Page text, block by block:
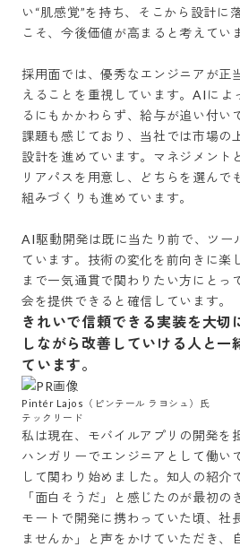
い“肌感覚”を持ち、そこから設計に
こそ、今後価値が高まると考えてい
採用面では、優秀なエンジニアが正
えることを重視しています。AIによ
るにもかかわらず、給与が追い付い
課題も感じており、当社では市場の
設計を進めています。マネジメント
リアパスを用意し、どちらを選んで
組みづくりも進めています。
AI駆動開発は既に当たり前で、ツー
ています。技術の変化を前向きに楽
まで一気通貫で関わりたい方にとっ
きれいで信頼できる実装を大切
しながら改善していける人と一
ています。
Pintér Lajos（ピンテール ラヨシュ）氏
私は現在、モバイルアプリの開発を
ハンガリーでエンジニアとして働い
して関わり始めました。知人の紹介
「面白そうだ」と感じたのが最初の
モートで開発に携わっていた頃、社
ませんか」と声をかけていただき、